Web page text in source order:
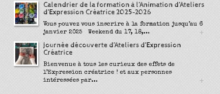
Calendrier de la formation à l’Animation d’Ateliers
d’Expression Créatrice 2025-2026
Vous pouvez vous inscrire à la formation jusqu’au 6
janvier 2025 Weekend du 17, 18,…
+
Journée découverte d’Ateliers d’Expression
Créatrice
Bienvenue à tous les curieux des effets de
l’Expression créatrice ! et aux personnes
intéressées par…
+